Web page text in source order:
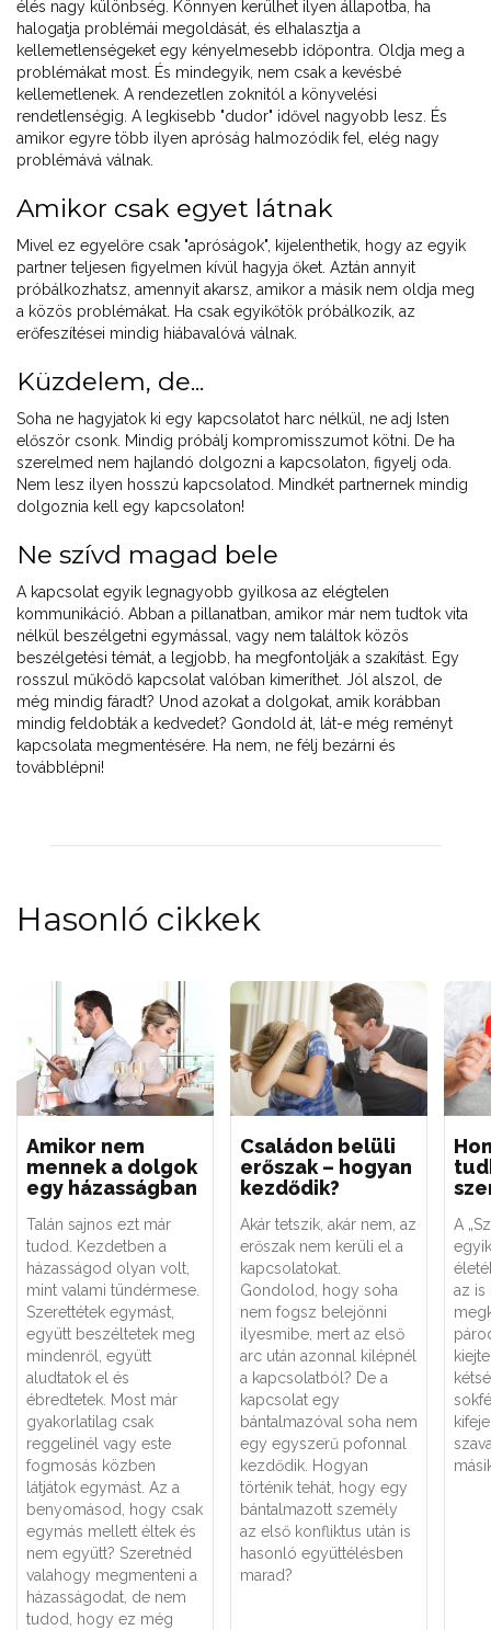
élés nagy különbség. Könnyen kerülhet ilyen állapotba, ha
halogatja problémái megoldását, és elhalasztja a
kellemetlenségeket egy kényelmesebb időpontra. Oldja meg a
problémákat most. És mindegyik, nem csak a kevésbé
kellemetlenek. A rendezetlen zoknitól a könyvelési
rendetlenségig. A legkisebb "dudor" idővel nagyobb lesz. És
amikor egyre több ilyen apróság halmozódik fel, elég nagy
problémává válnak.
Amikor csak egyet látnak
Mivel ez egyelőre csak "apróságok", kijelenthetik, hogy az egyik
partner teljesen figyelmen kívül hagyja őket. Aztán annyit
próbálkozhatsz, amennyit akarsz, amikor a másik nem oldja meg
a közös problémákat. Ha csak egyikőtök próbálkozik, az
erőfeszítései mindig hiábavalóvá válnak.
Küzdelem, de...
Soha ne hagyjatok ki egy kapcsolatot harc nélkül, ne adj Isten
először csonk. Mindig próbálj kompromisszumot kötni. De ha
szerelmed nem hajlandó dolgozni a kapcsolaton, figyelj oda.
Nem lesz ilyen hosszú kapcsolatod. Mindkét partnernek mindig
dolgoznia kell egy kapcsolaton!
Ne szívd magad bele
A kapcsolat egyik legnagyobb gyilkosa az elégtelen
kommunikáció. Abban a pillanatban, amikor már nem tudtok vita
nélkül beszélgetni egymással, vagy nem találtok közös
beszélgetési témát, a legjobb, ha megfontolják a szakítást. Egy
rosszul működő kapcsolat valóban kimeríthet. Jól alszol, de
még mindig fáradt? Unod azokat a dolgokat, amik korábban
mindig feldobták a kedvedet? Gondold át, lát-e még reményt
kapcsolata megmentésére. Ha nem, ne félj bezárni és
továbblépni!
Hasonló cikkek
Amikor nem
mennek a dolgok
egy házasságban
Talán sajnos ezt már
tudod. Kezdetben a
házasságod olyan volt,
mint valami tündérmese.
Szerettétek egymást,
együtt beszéltetek meg
mindenről, együtt
aludtatok el és
ébredtetek. Most már
gyakorlatilag csak
reggelinél vagy este
fogmosás közben
látjátok egymást. Az a
benyomásod, hogy csak
egymás mellett éltek és
nem együtt? Szeretnéd
valahogy megmenteni a
házasságodat, de nem
tudod, hogy ez még
Családon belüli
erőszak – hogyan
kezdődik?
Akár tetszik, akár nem, az
erőszak nem kerüli el a
kapcsolatokat.
Gondolod, hogy soha
nem fogsz belejönni
ilyesmibe, mert az első
arc után azonnal kilépnél
a kapcsolatból? De a
kapcsolat egy
bántalmazóval soha nem
egy egyszerű pofonnal
kezdődik. Hogyan
történik tehát, hogy egy
bántalmazott személy
az első konfliktus után is
hasonló együttélésben
marad?
A
az is